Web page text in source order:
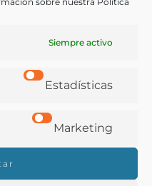
Siempre activo
Estadísticas
Marketing